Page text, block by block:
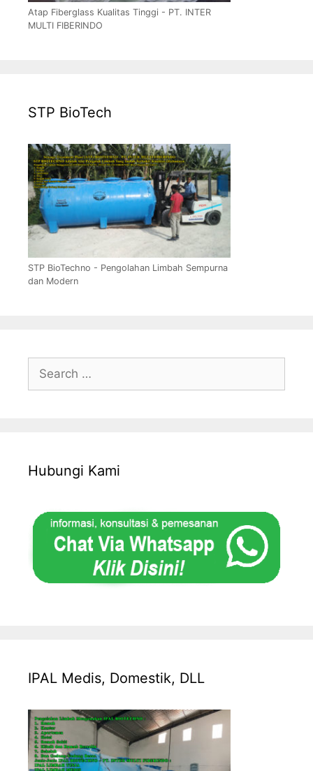
Atap Fiberglass Kualitas Tinggi - PT. INTER
MULTI FIBERINDO
STP BioTech
STP BioTechno - Pengolahan Limbah Sempurna
dan Modern
Search
for:
Hubungi Kami
IPAL Medis, Domestik, DLL